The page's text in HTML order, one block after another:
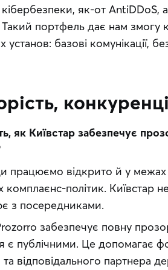
як-от AntiDDoS,
портфель дає нам змогу
базові комунікації,
як Київстар забезпечує
працюємо відкрито й у межах
комплаєнс-політик. Київстар
з посередниками.
забезпечує повну
є публічними. Це допомагає
та відповідального партнера